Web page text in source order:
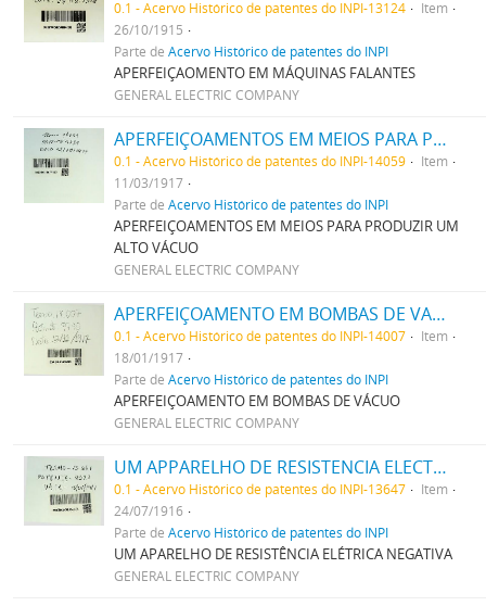
0.1 - Acervo Histórico de patentes do INPI-13124
Item
26/10/1915
Parte deAcervo Histórico de patentes do INPI
APERFEIÇAOMENTO EM MÁQUINAS FALANTES
GENERAL ELECTRIC COMPANY
APERFEIÇOAMENTOS EM MEIOS PARA PRODUZIR UM ALTO VACUO
0.1 - Acervo Histórico de patentes do INPI-14059
Item
11/03/1917
Parte deAcervo Histórico de patentes do INPI
APERFEIÇOAMENTOS EM MEIOS PARA PRODUZIR UM
ALTO VÁCUO
GENERAL ELECTRIC COMPANY
APERFEIÇOAMENTO EM BOMBAS DE VACUO
0.1 - Acervo Histórico de patentes do INPI-14007
Item
18/01/1917
Parte deAcervo Histórico de patentes do INPI
APERFEIÇOAMENTO EM BOMBAS DE VÁCUO
GENERAL ELECTRIC COMPANY
UM APPARELHO DE RESISTENCIA ELECTRICA NEGATIVA
0.1 - Acervo Histórico de patentes do INPI-13647
Item
24/07/1916
Parte deAcervo Histórico de patentes do INPI
UM APARELHO DE RESISTÊNCIA ELÉTRICA NEGATIVA
GENERAL ELECTRIC COMPANY